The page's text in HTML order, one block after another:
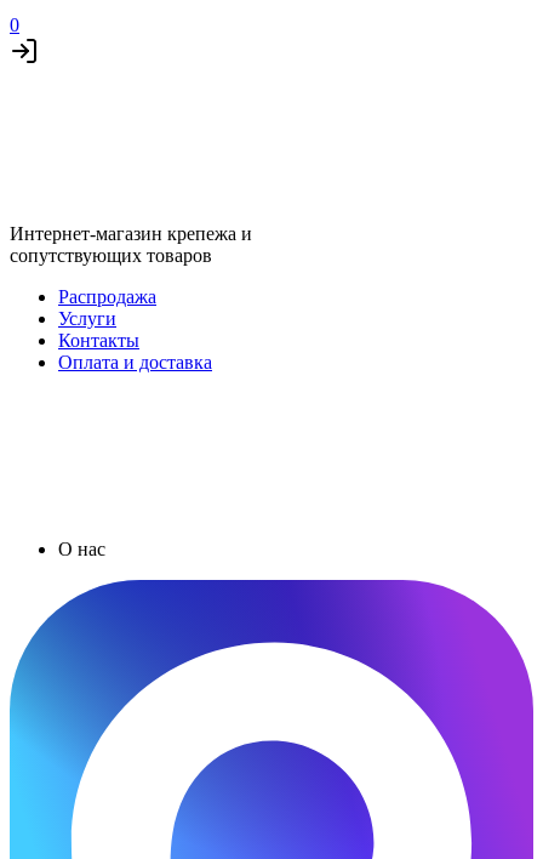
0
Интернет-магазин крепежа и
сопутствующих товаров
Распродажа
Услуги
Контакты
Оплата и доставка
О нас